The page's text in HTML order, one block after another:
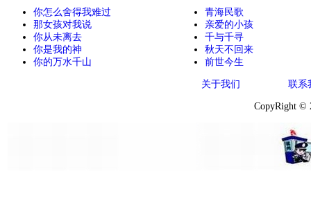
你怎么舍得我难过
那女孩对我说
你从未离去
你是我的神
你的万水千山
青海民歌
亲爱的小孩
千与千寻
秋天不回来
前世今生
关于我们 联系
CopyRight ©